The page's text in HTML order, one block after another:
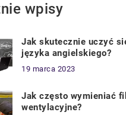
wpisy
Jak skutecznie uczyć
języka angielskiego?
19 marca 2023
Jak często wymieniać
wentylacyjne?